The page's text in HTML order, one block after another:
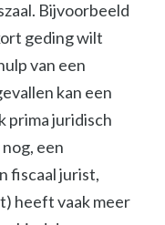
Bijvoorbeeld
geding wilt
van een
kan een
prima juridisch
een
fiscaal jurist,
heeft vaak meer